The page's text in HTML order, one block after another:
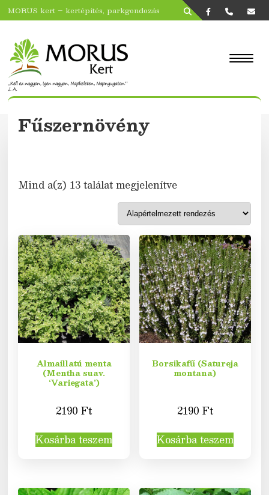
MORUS kert – kertépítés, parkgondozás
Fűszernövény
Mind a(z) 13 találat megjelenítve
Almaillatú menta
(Mentha suav.
‘Variegata’)
2190Ft
Kosárba teszem
Borsikafű (Satureja
montana)
2190 Ft
Kosárba teszem